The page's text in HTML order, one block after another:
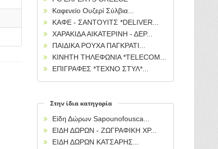
Καφενείο Ουζερί Σύλβια...
ΚΑΦΕ - ΣΑΝΤΟΥΙΤΣ *DELIVER...
ΧΑΡΑΚΙΔΑ ΑΙΚΑΤΕΡΙΝΗ - ΔΕΡ...
ΠΑΙΔΙΚΑ ΡΟΥΧΑ ΠΑΓΚΡΑΤΙ...
ΚΙΝΗΤΗ ΤΗΛΕΦΩΝΙΑ *TELECOM...
ΕΠΙΓΡΑΦΕΣ *ΤΕΧΝΟ ΣΤΥΛ*...
Στην ίδια κατηγορία
Είδη Δώρων Sapounofousca...
ΕΙΔΗ ΔΩΡΩΝ - ΖΩΓΡΑΦΙΚΗ ΧΡ...
ΕΙΔΗ ΔΩΡΩΝ ΚΑΤΣΑΡΗΣ...